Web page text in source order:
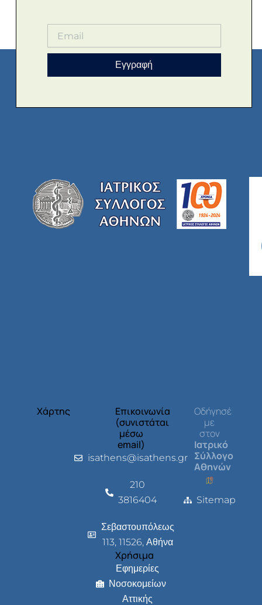
Εγγραφή
Χάρτης
Επικοινωνία
(συνιστάται
μέσω
email)
isathens@isathens.gr
210
3816404
Σεβαστουπόλεως
113, 11526, Αθήνα
Χρήσιμα
Εφημερίες
Νοσοκομείων
Αττικής
Οδήγησέ
με
στον
Ιατρικό
Σύλλογο
Αθηνών
Sitemap